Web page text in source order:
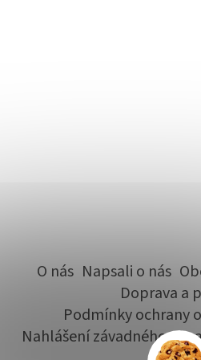
O nás Napsali o nás
Doprava a
Podmínky ochrany
Nahlášení závadného